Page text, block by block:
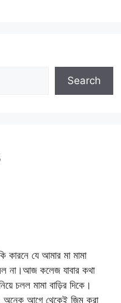
Search
যে আমার মা মামা
না।আজ কলেজ যাবার কথা
চলল মামা বাড়ির দিকে।
অনেক আগে থেকেই জিম করা